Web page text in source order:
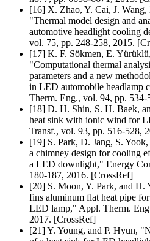
[16] X. Zhao, Y. Cai, J.
"Thermal model design and
automotive headlight cooling
vol. 75, pp. 248-258, 2015.
[17] K. F. Sökmen, E.
"Computational thermal
parameters and a new
in LED automobile headlamp
Therm. Eng., vol. 94, pp.
[18] D. H. Shin, S. H. Baek,
heat sink with ionic wind for
Transf., vol. 93, pp. 516-528,
[19] S. Park, D. Jang, S.
a chimney design for cooling
a LED downlight," Energy
180-187, 2016. [CrossRef]
[20] S. Moon, Y. Park, and H.
fins aluminum flat heat pipe
LED lamp," Appl. Therm.
2017. [CrossRef]
[21] Y. Young, and P. Hyun,